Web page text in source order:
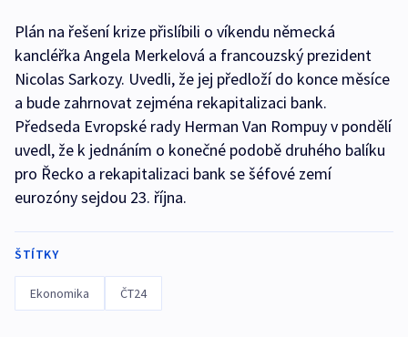
Plán na řešení krize přislíbili o víkendu německá
kancléřka Angela Merkelová a francouzský prezident
Nicolas Sarkozy. Uvedli, že jej předloží do konce měsíce
a bude zahrnovat zejména rekapitalizaci bank.
Předseda Evropské rady Herman Van Rompuy v pondělí
uvedl, že k jednáním o konečné podobě druhého balíku
pro Řecko a rekapitalizaci bank se šéfové zemí
eurozóny sejdou 23. října.
ŠTÍTKY
Ekonomika ČT24